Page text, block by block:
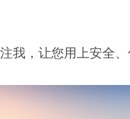
我，让您用上安全